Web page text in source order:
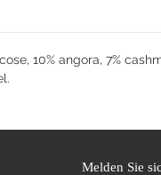
10% angora, 7%
Melden Sie